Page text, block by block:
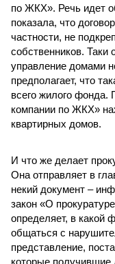
по ЖКХ». Речь идет
показала, что
частности, не
собственников.
управление домами
предполагает, что
всего жилого
компании по ЖКХ»
квартирных домов.
И что же делает
Она отправляет в
некий документ –
закон «О
определяет, в какой
общаться с
представление,
которые получившие